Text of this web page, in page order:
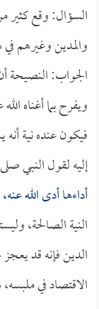
السؤال: وقع كثير
والمدين وغيرهم
الجواب: النصيحة
ويفرح بما أغناه
فيكون عنده نية
إليه لقول النبي
أداءها أدى الله
النية الصالحة،
الدين فإنه قد
الاقتصاد في